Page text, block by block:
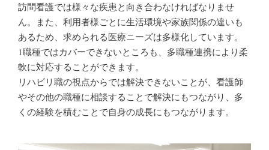
訪問看護では様々な疾患と向き合わなければなりませ
ん。また、利用者様ごとに生活環境や家族関係の違いも
あるため、求められる医療ニーズは多様化しています。
1職種ではカバーできないところも、多職種連携により柔
軟に対応することができます。
リハビリ職の視点からでは解決できないことが、看護師
やその他の職種に相談することで解決にもつながり、多
くの経験を積むことで自身の成長にもつながります。